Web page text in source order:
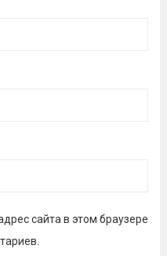
сайта в этом браузере